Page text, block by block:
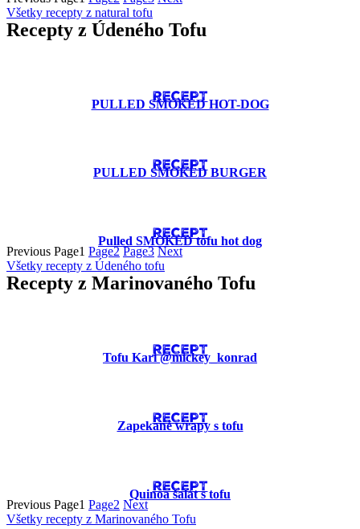
Všetky recepty z natural tofu
Recepty z Údeného Tofu
RECEPT
PULLED SMOKED HOT-DOG
RECEPT
PULLED SMOKED BURGER
RECEPT
Pulled SMOKED tofu hot dog
Previous Page1 Page2 Page3 Next
Všetky recepty z Údeného tofu
Recepty z Marinovaného Tofu
RECEPT
Tofu Kari @mickey_konrad
RECEPT
Zapekané wrapy s tofu
RECEPT
Quinoa šalát s tofu
Previous Page1 Page2 Next
Všetky recepty z Marinovaného Tofu